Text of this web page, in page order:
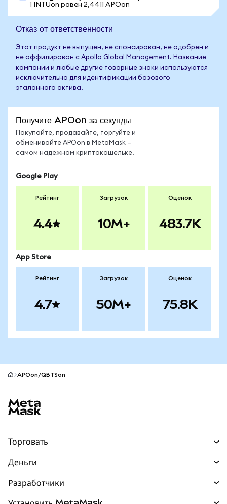
1 INTUon равен 2,4411 APOon
Отказ от ответственности
Этот продукт не выпущен, не спонсирован, не одобрен и
не аффилирован с Apollo Global Management. Название
компании и любые другие товарные знаки используются
исключительно для идентификации базового
эталонного актива.
Получите APOon за секунды
Покупайте, продавайте, торгуйте и
обменивайте APOon в MetaMask —
самом надёжном криптокошельке.
Google Play
Рейтинг
4.4
Загрузок
10M+
Оценок
483.7K
App Store
Рейтинг
4.7
Загрузок
50M+
Оценок
75.8K
APOon/QBTSon
Торговать
Прогнозы
Деньги
Разработчики